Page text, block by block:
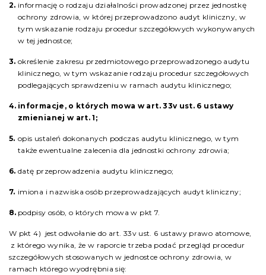
informację o rodzaju działalności prowadzonej przez jednostkę
ochrony zdrowia, w której przeprowadzono audyt kliniczny, w
tym wskazanie rodzaju procedur szczegółowych wykonywanych
w tej jednostce;
określenie zakresu przedmiotowego przeprowadzonego audytu
klinicznego, w tym wskazanie rodzaju procedur szczegółowych
podlegających sprawdzeniu w ramach audytu klinicznego;
informacje, o których mowa w art. 33v ust. 6 ustawy
zmienianej w art. 1;
opis ustaleń dokonanych podczas audytu klinicznego, w tym
także ewentualne zalecenia dla jednostki ochrony zdrowia;
datę przeprowadzenia audytu klinicznego;
imiona i nazwiska osób przeprowadzających audyt kliniczny;
podpisy osób, o których mowa w pkt 7.
W pkt 4) jest odwołanie do art. 33v ust. 6 ustawy prawo atomowe,
z którego wynika, że w raporcie trzeba podać przegląd procedur
szczegółowych stosowanych w jednostce ochrony zdrowia, w
ramach którego wyodrębnia się: